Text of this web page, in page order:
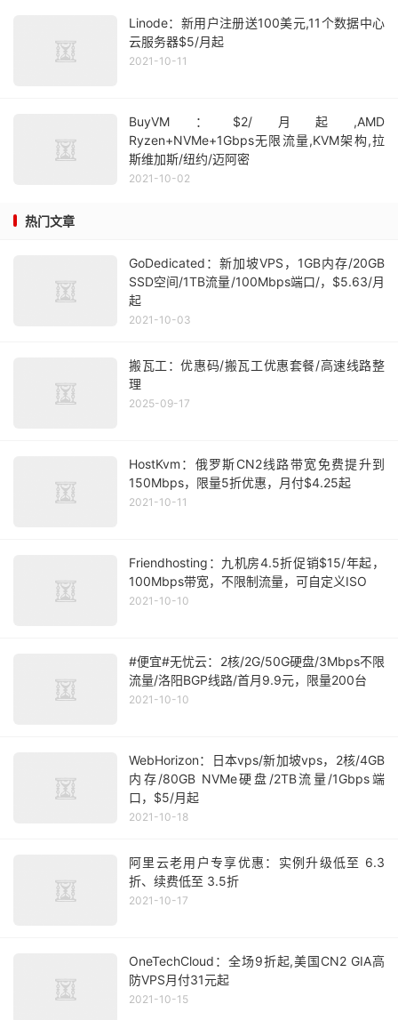
Linode：新用户注册送100美元,11个数据中心
云服务器$5/月起
2021-10-11
BuyVM：$2/月起,AMD
Ryzen+NVMe+1Gbps无限流量,KVM架构,拉
斯维加斯/纽约/迈阿密
2021-10-02
热门文章
GoDedicated：新加坡VPS，1GB内存/20GB
SSD空间/1TB流量/100Mbps端口/，$5.63/月
起
2021-10-03
搬瓦工：优惠码/搬瓦工优惠套餐/高速线路整
理
2025-09-17
HostKvm：俄罗斯CN2线路带宽免费提升到
150Mbps，限量5折优惠，月付$4.25起
2021-10-11
Friendhosting：九机房4.5折促销$15/年起，
100Mbps带宽，不限制流量，可自定义ISO
2021-10-10
#便宜#无忧云：2核/2G/50G硬盘/3Mbps不限
流量/洛阳BGP线路/首月9.9元，限量200台
2021-10-10
WebHorizon：日本vps/新加坡vps，2核/4GB
内存/80GB NVMe硬盘/2TB流量/1Gbps端
口，$5/月起
2021-10-18
阿里云老用户专享优惠：实例升级低至 6.3
折、续费低至 3.5折
2021-10-17
OneTechCloud：全场9折起,美国CN2 GIA高
防VPS月付31元起
2021-10-15